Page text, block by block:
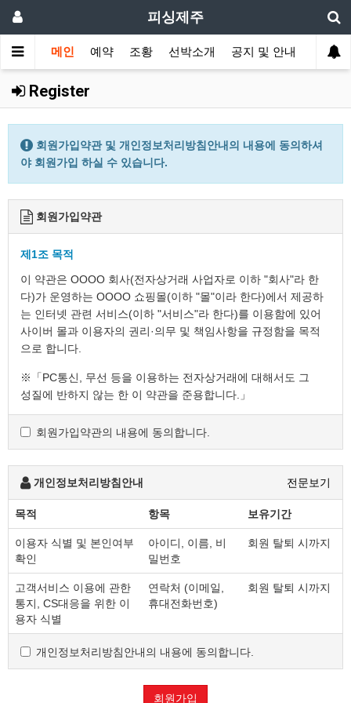
피싱제주
메인 예약 조황 선박소개 공지 및 안내
Register
회원가입약관 및 개인정보처리방침안내의 내용에 동의하셔
야 회원가입 하실 수 있습니다.
회원가입약관
제1조 목적
이 약관은 OOOO 회사(전자상거래 사업자로 이하 "회사"라 한
다)가 운영하는 OOOO 쇼핑몰(이하 "몰"이라 한다)에서 제공하
는 인터넷 관련 서비스(이하 "서비스"라 한다)를 이용함에 있어
사이버 몰과 이용자의 권리·의무 및 책임사항을 규정함을 목적
으로 합니다.
※「PC통신, 무선 등을 이용하는 전자상거래에 대해서도 그
성질에 반하지 않는 한 이 약관을 준용합니다.」
제2조 정의
을 이용자에게 제공하기 위하여 컴퓨터등 정보통신설비를
영업장을 말하며, 아울러 사이버몰을 운영하는 사업자의
의미로도 사용합니다.
"이용자"란 "몰"에 접속하여 이 약관에 따라 "몰"이
제공하는 서비스를 받는 회원 및 비회원을 말합니다.
'회원'이라 함은 “몰”에 회원등록을 한 자로서, 계속적으로
"몰"이 제공하는 서비스를 이용할 수 있는 자를 말합니다.
'비회원'이라 함은 회원에 가입하지 않고 "몰"이 제공하는
서비스를 이용하는 자를 말합니다.
"몰"은 이 약관의 내용과 상호 및 대표자 성명, 영업소
회원가입약관의 내용에 동의합니다.
전문보기
개인정보처리방침안내
목적 항목 보유기간
이용자 식별 및 본인여부
확인
아이디, 이름, 비
밀번호
회원 탈퇴 시까지
고객서비스 이용에 관한
통지, CS대응을 위한 이
용자 식별
연락처 (이메일,
휴대전화번호)
회원 탈퇴 시까지
개인정보처리방침안내의 내용에 동의합니다.
회원가입